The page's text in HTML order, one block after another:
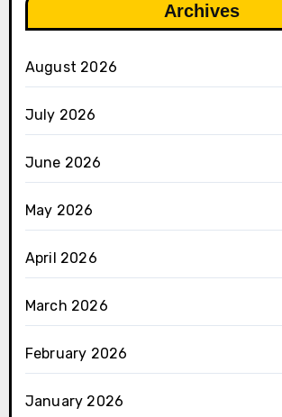
Archives
August 2026
July 2026
June 2026
May 2026
April 2026
March 2026
February 2026
January 2026